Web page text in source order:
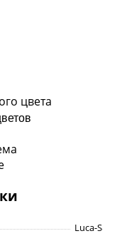
цвета
Luca-S